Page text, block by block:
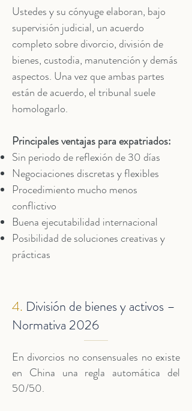
Ustedes y su cónyuge elaboran, bajo
supervisión judicial, un acuerdo
completo sobre divorcio, división de
bienes, custodia, manutención y demás
aspectos. Una vez que ambas partes
están de acuerdo, el tribunal suele
homologarlo.
Principales ventajas para expatriados:
Sin periodo de reflexión de 30 días
Negociaciones discretas y flexibles
Procedimiento mucho menos
conflictivo
Buena ejecutabilidad internacional
Posibilidad de soluciones creativas y
prácticas
4. División de bienes y activos –
Normativa 2026
En divorcios no consensuales no existe
en China una regla automática del
50/50.